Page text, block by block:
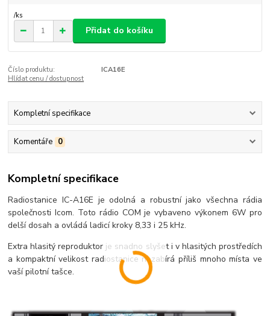
/ks
Přidat do košíku
Číslo produktu:
ICA16E
Hlídat cenu / dostupnost
Kompletní specifikace
Komentáře 0
Kompletní specifikace
Radiostanice IC-A16E je odolná a robustní jako všechna rádia
společnosti Icom. Toto rádio COM je vybaveno výkonem 6W pro
delší dosah a ovládá ladicí kroky 8,33 i 25 kHz.
Extra hlasitý reproduktor je snadno slyšet i v hlasitých prostředích
a kompaktní velikost radiostanice nezabírá příliš mnoho místa ve
vaší pilotní tašce.